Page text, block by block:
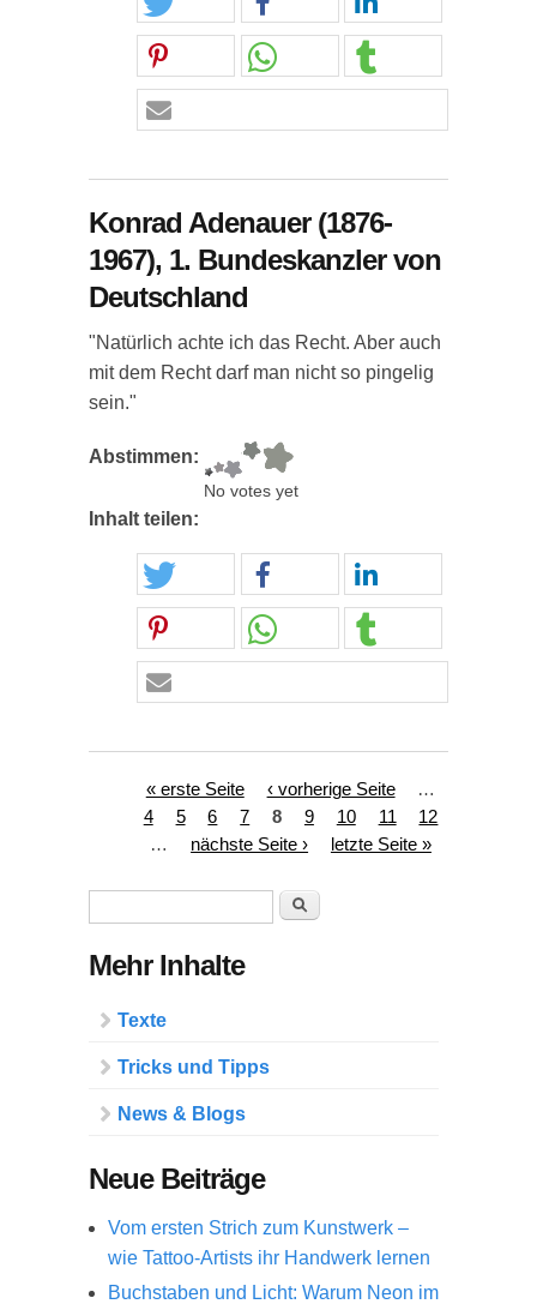
Konrad Adenauer (1876-
1967), 1. Bundeskanzler von
Deutschland
"Natürlich achte ich das Recht. Aber auch
mit dem Recht darf man nicht so pingelig
sein."
Abstimmen:
No votes yet
Inhalt teilen:
Seiten« erste Seite ‹ vorherige Seite
…
4
5 6 7 8 9 10 11
12
…
nächste Seite › letzte Seite »
Suche
Mehr Inhalte
Texte
Tricks und Tipps
News & Blogs
Neue Beiträge
Vom ersten Strich zum Kunstwerk –
wie Tattoo-Artists ihr Handwerk lernen
Buchstaben und Licht: Warum Neon im